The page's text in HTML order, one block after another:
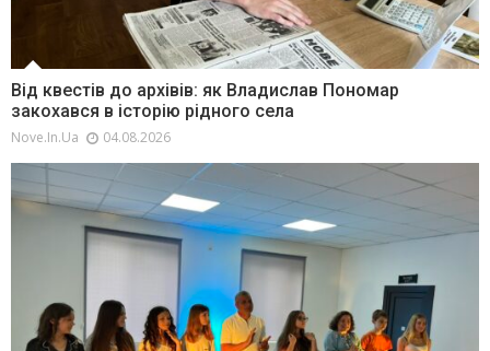
Від квестів до архівів: як Владислав Пономар
закохався в історію рідного села
Nove.in.ua 04.08.2026